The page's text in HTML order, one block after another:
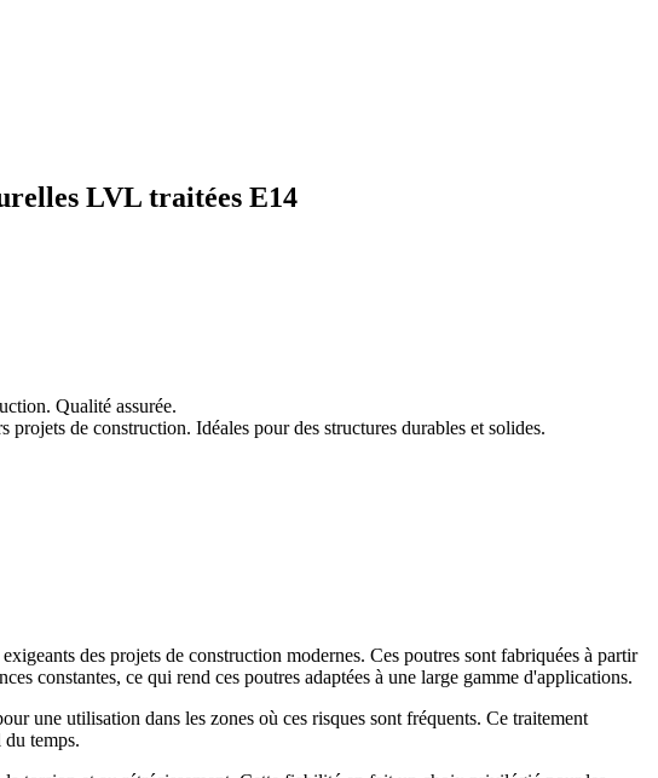
LVL traitées E14
Qualité assurée.
de construction. Idéales pour des structures durables et solides.
des projets de construction modernes. Ces poutres sont fabriquées à partir
constantes, ce qui rend ces poutres adaptées à une large gamme d'applications.
une utilisation dans les zones où ces risques sont fréquents. Ce traitement
temps.